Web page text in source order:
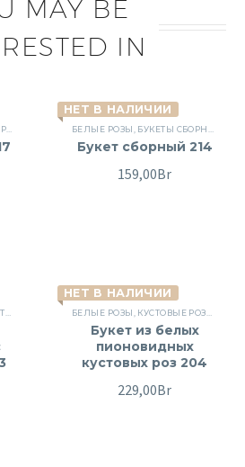
MAY BE
IN
ЦВЕТЫ
НЕТ В НАЛИЧИИ
БЕЛЫЕ РОЗЫ , БУКЕТЫ СБОРНЫЕ
Букет сборный 214
159,00Br
МАТТИОЛА,СБОРНЫЕ БУКЕТЫ,
НЕТ В НАЛИЧИИ
БЕЛЫЕ РОЗЫ , КУСТОВЫЕ РОЗЫ
Букет из белых
пионовидных
кустовых роз 204
229,00Br